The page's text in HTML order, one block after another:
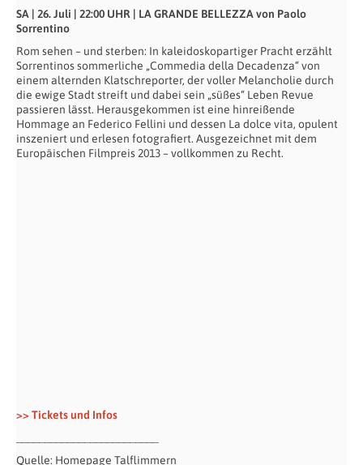
SA | 26. Juli | 22:00 UHR | LA GRANDE BELLEZZA von Paolo
Sorrentino
Rom sehen – und sterben: In kaleidoskopartiger Pracht erzählt
Sorrentinos sommerliche „Commedia della Decadenza“ von
einem alternden Klatschreporter, der voller Melancholie durch
die ewige Stadt streift und dabei sein „süßes“ Leben Revue
passieren lässt. Herausgekommen ist eine hinreißende
Hommage an Federico Fellini und dessen La dolce vita, opulent
inszeniert und erlesen fotografiert. Ausgezeichnet mit dem
Europäischen Filmpreis 2013 – vollkommen zu Recht.
>> Tickets und Infos
Quelle: Homepage Talflimmern